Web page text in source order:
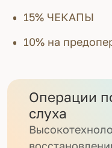
15% ЧЕКАПЫ
10% на
Операции
слуха